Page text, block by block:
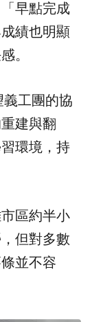
早點完成
績也明顯
。
工團的協
建與翻
環境，持
區約半小
但對多數
並不容